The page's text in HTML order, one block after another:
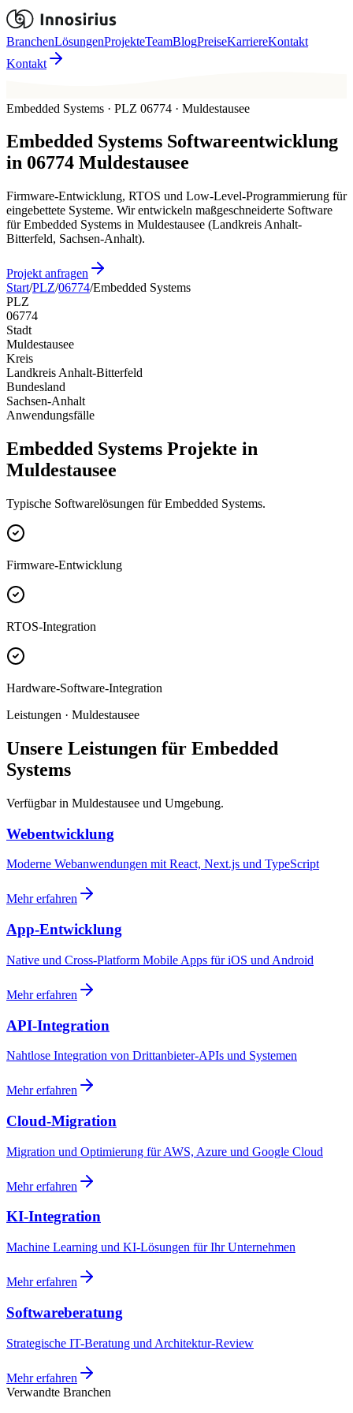
BranchenLösungenProjekteTeamBlogPreiseKarriereKontakt
Kontakt
Embedded Systems · PLZ 06774 · Muldestausee
Embedded Systems Softwareentwicklung
in 06774 Muldestausee
Firmware-Entwicklung, RTOS und Low-Level-Programmierung für
eingebettete Systeme. Wir entwickeln maßgeschneiderte Software
für Embedded Systems in Muldestausee (Landkreis Anhalt-
Bitterfeld, Sachsen-Anhalt).
Projekt anfragen
Start/PLZ/06774/Embedded Systems
PLZ
06774
Stadt
Muldestausee
Kreis
Landkreis Anhalt-Bitterfeld
Bundesland
Sachsen-Anhalt
Anwendungsfälle
Embedded Systems Projekte in
Muldestausee
Typische Softwarelösungen für Embedded Systems.
Firmware-Entwicklung
RTOS-Integration
Hardware-Software-Integration
Leistungen · Muldestausee
Unsere Leistungen für Embedded
Systems
Verfügbar in Muldestausee und Umgebung.
Webentwicklung
Moderne Webanwendungen mit React, Next.js und TypeScript
Mehr erfahren
App-Entwicklung
Native und Cross-Platform Mobile Apps für iOS und Android
Mehr erfahren
API-Integration
Nahtlose Integration von Drittanbieter-APIs und Systemen
Mehr erfahren
Cloud-Migration
Migration und Optimierung für AWS, Azure und Google Cloud
Mehr erfahren
KI-Integration
Machine Learning und KI-Lösungen für Ihr Unternehmen
Mehr erfahren
Softwareberatung
Strategische IT-Beratung und Architektur-Review
Mehr erfahren
Verwandte Branchen